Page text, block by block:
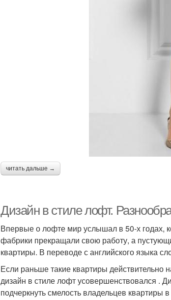
читать дальше →
Дизайн в стиле лофт.
Впервые о лофте мир услышал в 50-х годах,
фабрики прекращали свою работу, а
квартиры. В переводе с английского языка
Если раньше такие квартиры действительно
дизайн в стиле лофт усовершенствовался .
подчеркнуть смелость владельцев квартиры